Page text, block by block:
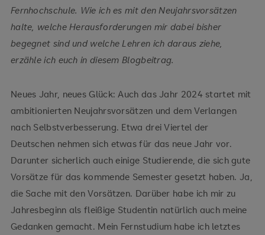
Fernhochschule. Wie ich es mit den Neujahrsvorsätzen
halte, welche Herausforderungen mir dabei bisher
begegnet sind und welche Lehren ich daraus ziehe,
erzähle ich euch in diesem Blogbeitrag.
Neues Jahr, neues Glück: Auch das Jahr 2024 startet mit
ambitionierten Neujahrsvorsätzen und dem Verlangen
nach Selbstverbesserung. Etwa drei Viertel der
Deutschen nehmen sich etwas für das neue Jahr vor.
Darunter sicherlich auch einige Studierende, die sich gute
Vorsätze für das kommende Semester gesetzt haben. Ja,
die Sache mit den Vorsätzen. Darüber habe ich mir zu
Jahresbeginn als fleißige Studentin natürlich auch meine
Gedanken gemacht. Mein Fernstudium habe ich letztes